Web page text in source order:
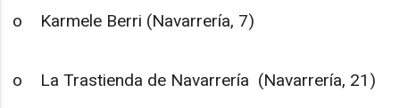
o Karmele Berri (Navarrería, 7)
o La Trastienda de Navarrería (Navarrería, 21)